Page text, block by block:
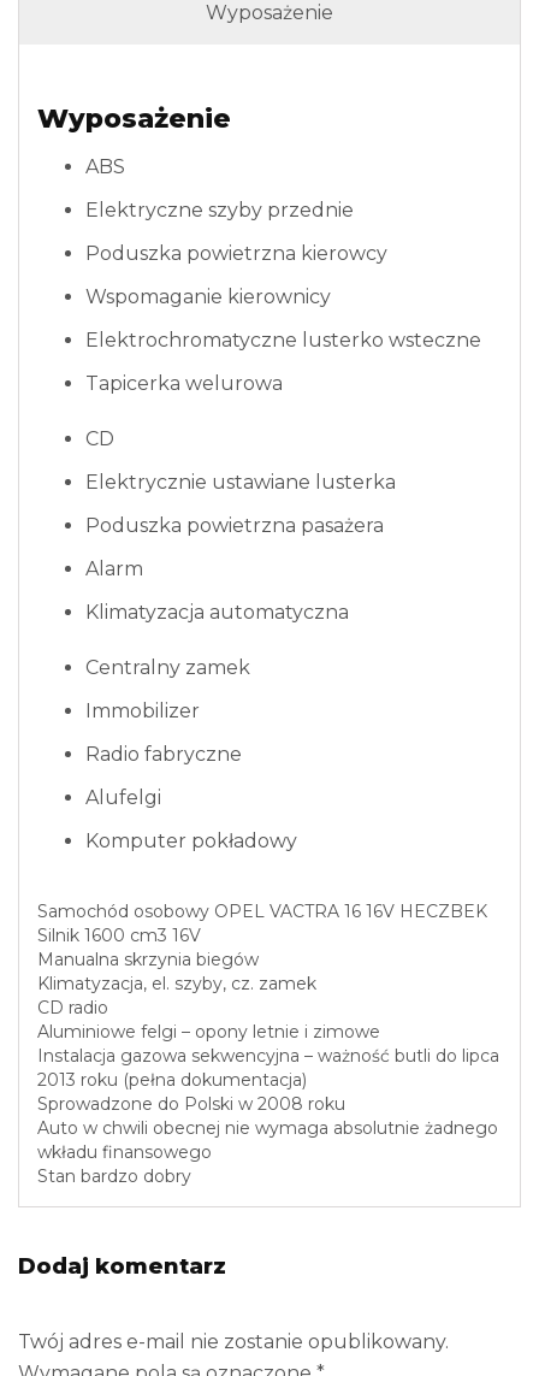
Wyposażenie
Wyposażenie
ABS
Elektryczne szyby przednie
Poduszka powietrzna kierowcy
Wspomaganie kierownicy
Elektrochromatyczne lusterko wsteczne
Tapicerka welurowa
CD
Elektrycznie ustawiane lusterka
Poduszka powietrzna pasażera
Alarm
Klimatyzacja automatyczna
Centralny zamek
Immobilizer
Radio fabryczne
Alufelgi
Komputer pokładowy
Samochód osobowy OPEL VACTRA 16 16V HECZBEK
Silnik 1600 cm3 16V
Manualna skrzynia biegów
Klimatyzacja, el. szyby, cz. zamek
CD radio
Aluminiowe felgi – opony letnie i zimowe
Instalacja gazowa sekwencyjna – ważność butli do lipca
2013 roku (pełna dokumentacja)
Sprowadzone do Polski w 2008 roku
Auto w chwili obecnej nie wymaga absolutnie żadnego
wkładu finansowego
Stan bardzo dobry
Dodaj komentarz
Twój adres e-mail nie zostanie opublikowany.